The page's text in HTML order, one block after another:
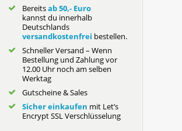
Bereitsab 50,- Euro
kannst du innerhalb
Deutschlands
versandkostenfrei bestellen.
Schneller Versand – Wenn
Bestellung und Zahlung vor
12.00 Uhr noch am selben
Werktag
Gutscheine & Sales
Sicher einkaufen mit Let’s
Encrypt SSL Verschlüsselung